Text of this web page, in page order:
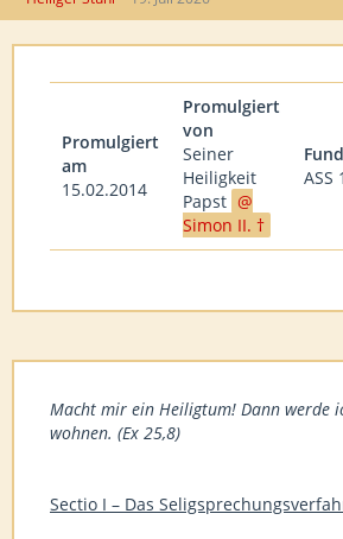
Promulgiert
am
15.02.2014
Promulgiert
von
Seiner
Heiligkeit
Papst
Simon II. †
ASS
Macht mir ein Heiligtum! Dann werde
wohnen. (Ex 25,8)
Sectio I – Das